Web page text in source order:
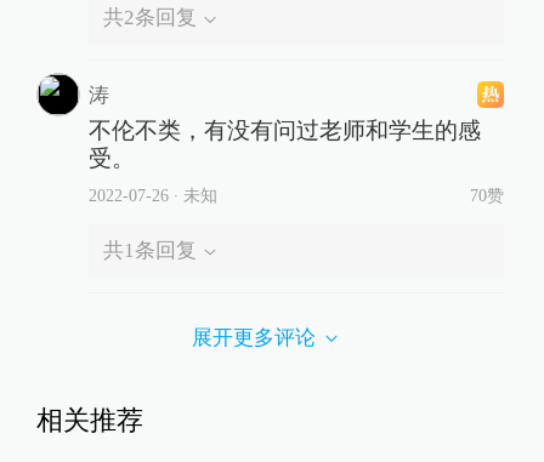
共2条回复
涛
不伦不类，有没有问过老师和学生的感
受。
2022-07-26∙ 未知 70赞
共1条回复
展开更多评论
相关推荐